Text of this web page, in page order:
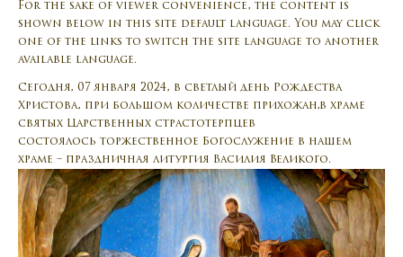
For the sake of viewer convenience, the content is
shown below in this site default language. You may click
one of the links to switch the site language to another
available language.
Сегодня, 07 января 2024, в светлый день Рождества
Христова, при большом количестве прихожан,в храме
святых Царственных страстотерпцев
состоялось торжественное Богослужение в нашем
храме – праздничная литургия Василия Великого.